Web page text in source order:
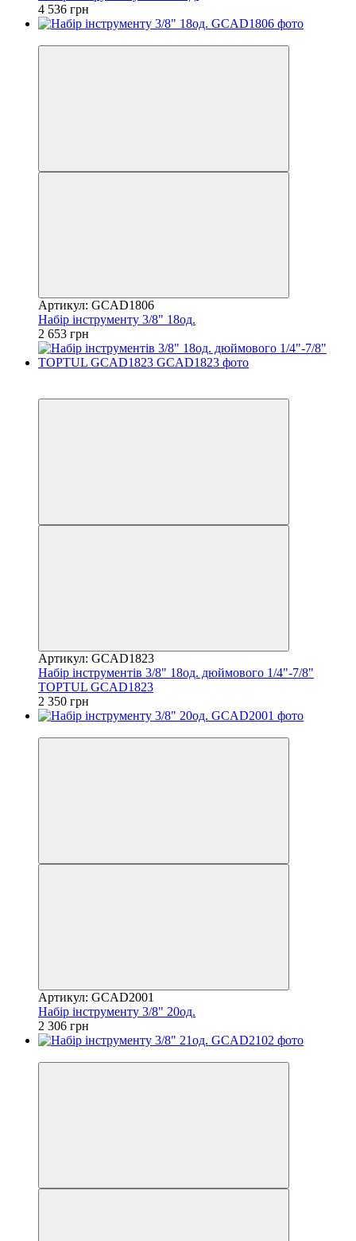
4 536 грн
Артикул: GCAD1806
Набір інструменту 3/8" 18од.
2 653 грн
Артикул: GCAD1823
Набір інструментів 3/8" 18од. дюймового 1/4"-7/8"
TOPTUL GCAD1823
2 350 грн
Артикул: GCAD2001
Набір інструменту 3/8" 20од.
2 306 грн